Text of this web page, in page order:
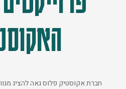
חברת אקוסטיק פלוס גאה להציג